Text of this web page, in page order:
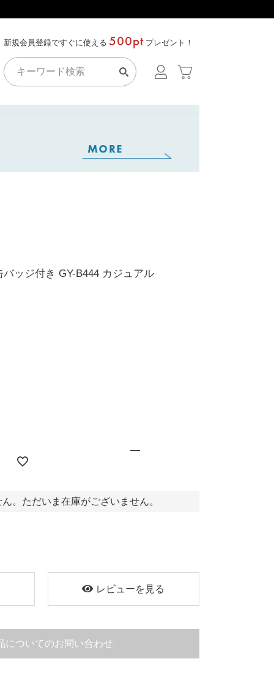
新規会員登録ですぐに使える 500pt プレゼント！
ッジ付き GY-B444 カジュアル
—
。ただいま在庫がございません。
レビューを見る
についてのお問い合わせ